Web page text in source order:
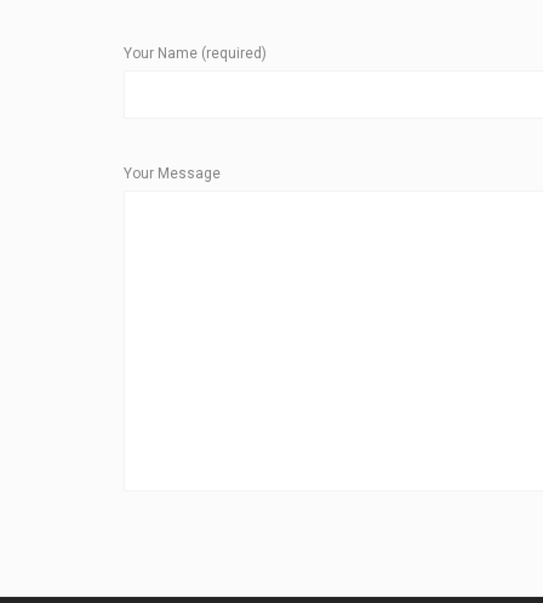
Your Name (required)
Your Message